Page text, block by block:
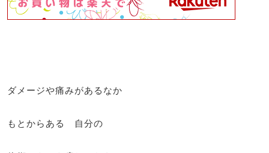
ダメージや痛みがあるなか
もとからある 自分の